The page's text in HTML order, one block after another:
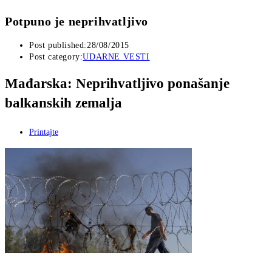
Potpuno je neprihvatljivo
Post published:28/08/2015
Post category:UDARNE VESTI
Mađarska: Neprihvatljivo ponašanje
balkanskih zemalja
Printajte